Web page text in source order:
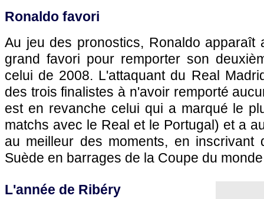
Ronaldo favori
Au jeu des pronostics, Ronaldo apparaît
grand favori pour remporter son
celui de 2008. L'attaquant du Real
des trois finalistes à n'avoir remporté
est en revanche celui qui a marqué le
matchs avec le Real et le Portugal) et a
au meilleur des moments, en inscrivant
Suède en barrages de la Coupe du
L'année de Ribéry